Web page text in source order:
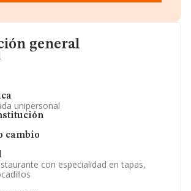
general
unipersonal
cambio
con especialidad en tapas,
y Vinculaciones en otras empresas.
oficial y registral complementaria.